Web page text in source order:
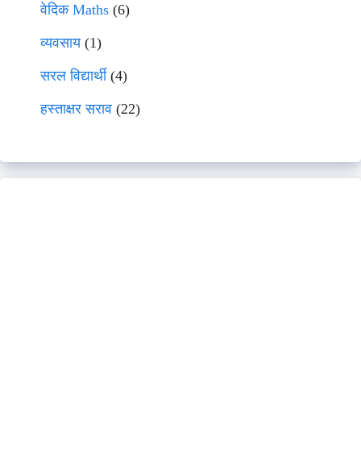
वेदिक Maths (6)
व्यवसाय(1)
सरल विद्यार्थी(4)
हस्ताक्षर सराव (22)